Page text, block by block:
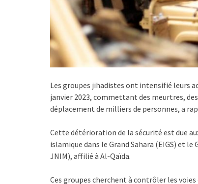
Les groupes jihadistes ont intensifié leurs
janvier 2023, commettant des meurtres,
déplacement de milliers de personnes, a
Cette détérioration de la sécurité est due
islamique dans le Grand Sahara (EIGS) et
JNIM), affilié à Al-Qaïda.
Ces groupes cherchent à contrôler les